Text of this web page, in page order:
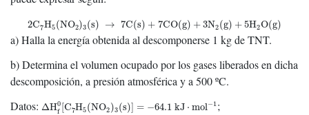
2C7H5(NO2)3(s) → 7C(s) + 7CO(g) +3N2(g) +5H2O(g)
2C 7H 5(NO 2) 3(s) → 7C(s)+ CO(g)+3N 2 (g)+ 5H2 O(g)
a) Halla la energía obtenida al descomponerse 1 kg de TNT.
b) Determina el volumen ocupado por los gases liberados en dicha
descomposición, a presión atmosférica y a 500 ºC.
Datos: ΔH0
f [C7H5(NO2)3(s)] = −64.1 kJ ⋅ mol−1
Δ Hf0[C 7H 5(NO 2 3 (s) 64.1 kJ ⋅mol 1 ;